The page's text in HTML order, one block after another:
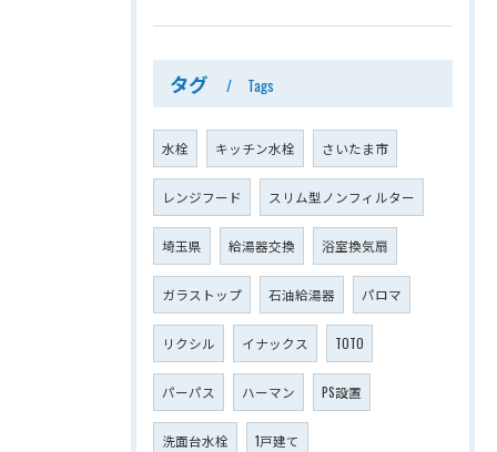
タグ Tags
水栓 キッチン水栓 さいたま市
レンジフード スリム型ノンフィルター
埼玉県 給湯器交換 浴室換気扇
ガラストップ 石油給湯器 パロマ
リクシル イナックス TOTO
パーパス ハーマン PS設置
洗面台水栓 1戸建て